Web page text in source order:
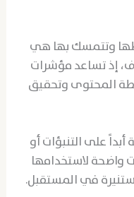
وتتمسك بها هي
إذ تساعد مؤشرات
المحتوى وتحقيق
على التنبؤات أو
واضحة لاستخدامها
في المستقبل.